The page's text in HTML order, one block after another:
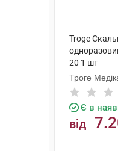
Troge
20 1 шт
Троге
Є в
від